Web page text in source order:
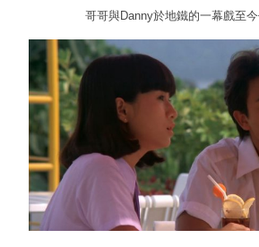
哥哥與Danny於地鐵的一幕戲至